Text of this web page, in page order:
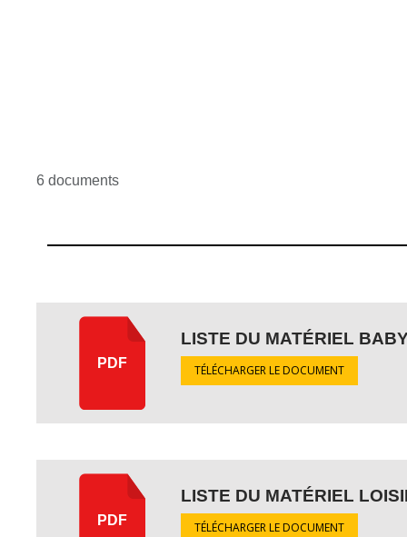
6 documents
PDF
LISTE DU MATÉRIEL BABY
TÉLÉCHARGER LE DOCUMENT
PDF
LISTE DU MATÉRIEL
TÉLÉCHARGER LE DOCUMENT